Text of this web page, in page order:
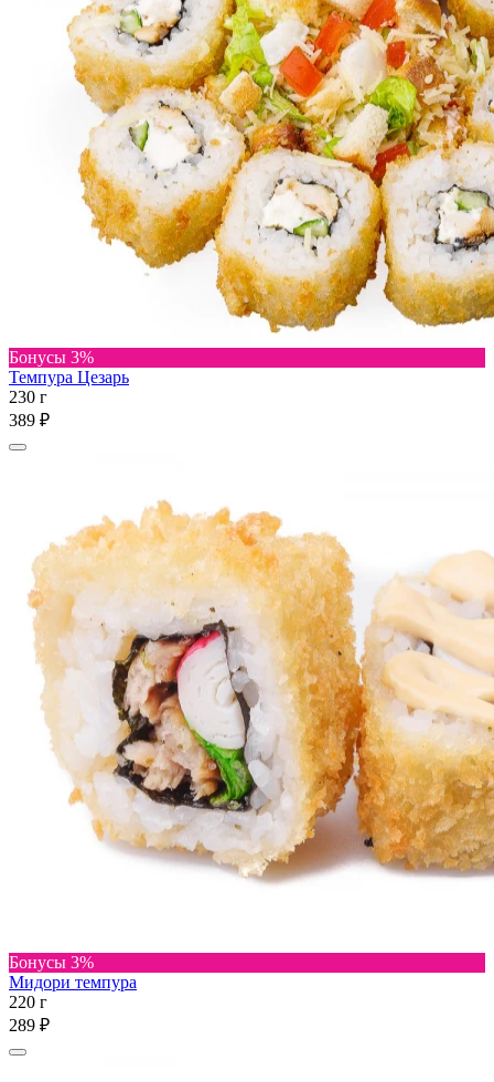
Бонусы 3%
Темпура Цезарь
230 г
389 ₽
Бонусы 3%
Мидори темпура
220 г
289 ₽